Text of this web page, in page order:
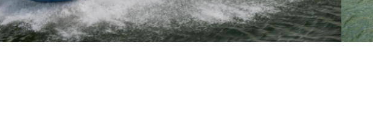
с. Софиевская Борщаговка, ул. Большая
Кольцевая, 58